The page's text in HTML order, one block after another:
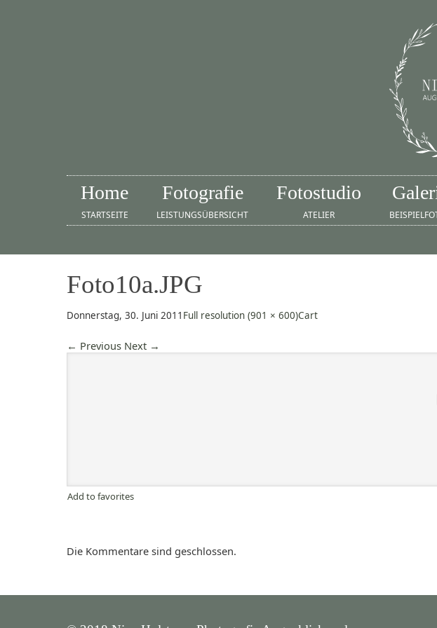
Home
STARTSEITE
Fotografie
LEISTUNGSÜBERSICHT
Fotostudio
ATELIER
Foto10a.JPG
Donnerstag, 30. Juni 2011 Full resolution (901 × 600)Cart
← Previous Next →
Add to favorites
Die Kommentare sind geschlossen.